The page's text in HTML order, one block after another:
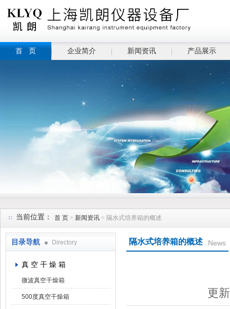
首 页 企业简介 新闻资讯 产品展示
当前位置： 首 页 > 新闻资讯 > 隔水式培养箱的概述
目录导航 Directory
真 空 干 燥 箱
微波真空干燥箱
500度真空干燥箱
隔水式培养箱的概述 News
更